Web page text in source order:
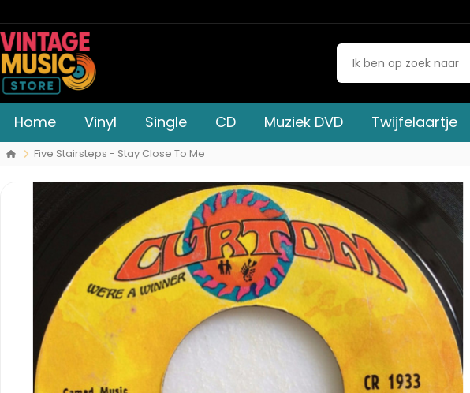
Home Vinyl Single CD Muziek DVD Twijfelaartje
Five Stairsteps - Stay Close To Me